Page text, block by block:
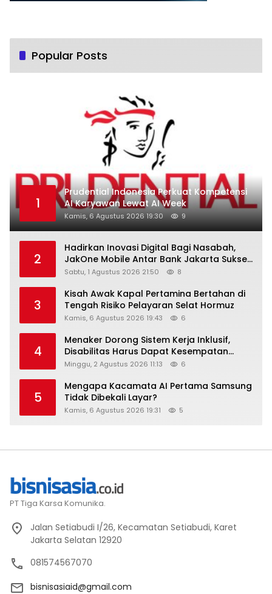
Popular Posts
1
Prudential Indonesia Perkuat Kompetensi
AI Karyawan Lewat AI Week
Kamis, 6 Agustus 2026 19:30 9
2
Hadirkan Inovasi Digital Bagi Nasabah,
JakOne Mobile Antar Bank Jakarta Sukses
Raih Digital Excellence Awards 2026
Sabtu, 1 Agustus 2026 21:50 8
3
Kisah Awak Kapal Pertamina Bertahan di
Tengah Risiko Pelayaran Selat Hormuz
Kamis, 6 Agustus 2026 19:43 6
4
Menaker Dorong Sistem Kerja Inklusif,
Disabilitas Harus Dapat Kesempatan
Setara
Minggu, 2 Agustus 2026 11:13 6
5
Mengapa Kacamata AI Pertama Samsung
Tidak Dibekali Layar?
Kamis, 6 Agustus 2026 19:31 5
PT Tiga Karsa Komunika.
Jalan Setiabudi I/26, Kecamatan Setiabudi, Karet
Jakarta Selatan 12920
081574567070
bisnisasiaid@gmail.com